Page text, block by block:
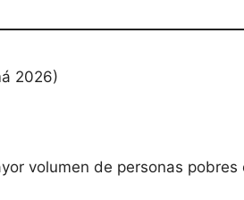
2026)
volumen de personas